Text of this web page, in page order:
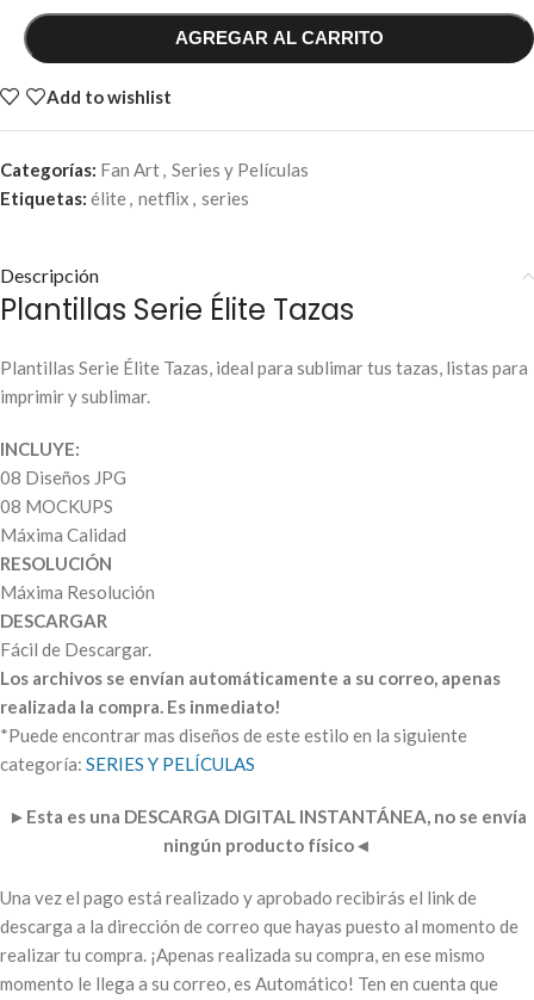
AGREGAR AL CARRITO
Add to wishlist
Categorías: Fan Art, Series y Películas
Etiquetas: élite, netflix , series
Descripción
Plantillas Serie Élite Tazas
Plantillas Serie Élite Tazas, ideal para sublimar tus tazas, listas para
imprimir y sublimar.
INCLUYE:
08 Diseños JPG
08 MOCKUPS
Máxima Calidad
RESOLUCIÓN
Máxima Resolución
DESCARGAR
Fácil de Descargar.
Los archivos se envían automáticamente a su correo, apenas
realizada la compra. Es inmediato!
*Puede encontrar mas diseños de este estilo en la siguiente
categoría: SERIES Y PELÍCULAS
► Esta es una DESCARGA DIGITAL INSTANTÁNEA, no se envía
ningún producto físico◄
Una vez el pago está realizado y aprobado recibirás el link de
descarga a la dirección de correo que hayas puesto al momento de
realizar tu compra. ¡Apenas realizada su compra, en ese mismo
momento le llega a su correo, es Automático! Ten en cuenta que